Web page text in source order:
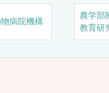
病院機構
農学部
教育研